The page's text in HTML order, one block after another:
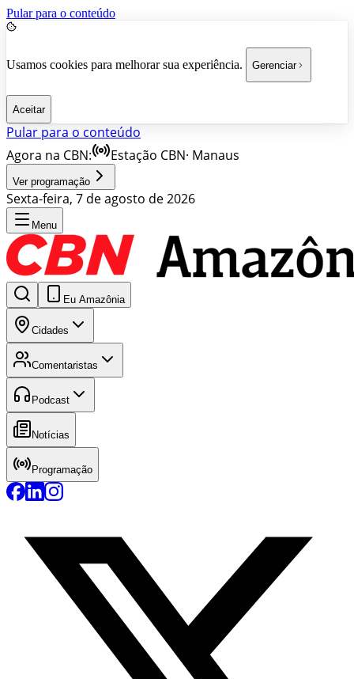
Pular para o conteúdo
Usamos cookies para melhorar sua experiência. Gerenciar
Aceitar
Pular para o conteúdo
Agora na CBN:
Estação CBN· Manaus
Ver programação
Sexta-feira, 7 de agosto de 2026
Menu
Eu Amazônia
Cidades
Comentaristas
Podcast
Notícias
Programação